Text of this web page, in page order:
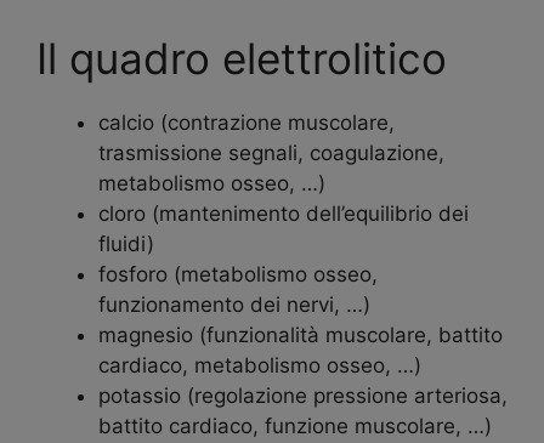
Il quadro elettrolitico
calcio (contrazione muscolare,
trasmissione segnali, coagulazione,
metabolismo osseo, …)
cloro (mantenimento dell’equilibrio dei
fluidi)
fosforo (metabolismo osseo,
funzionamento dei nervi, …)
magnesio (funzionalità muscolare, battito
cardiaco, metabolismo osseo, …)
potassio (regolazione pressione arteriosa,
battito cardiaco, funzione muscolare, …)